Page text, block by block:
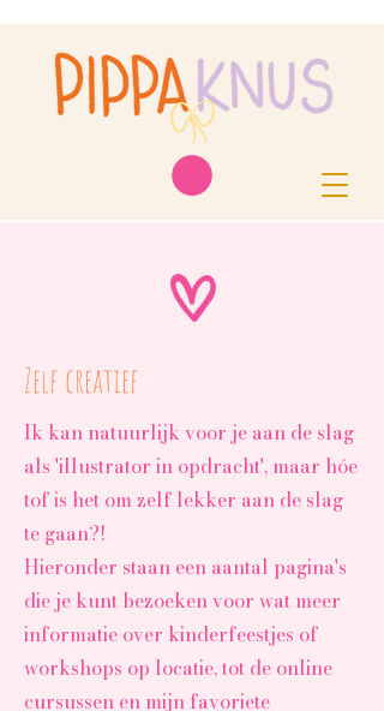
Zelf creatief
Ik kan natuurlijk voor je aan de slag
als 'illustrator in opdracht', maar hóe
tof is het om zelf lekker aan de slag
te gaan?!
Hieronder staan een aantal pagina's
die je kunt bezoeken voor wat meer
informatie over kinderfeestjes of
workshops op locatie, tot de online
cursussen en mijn favoriete